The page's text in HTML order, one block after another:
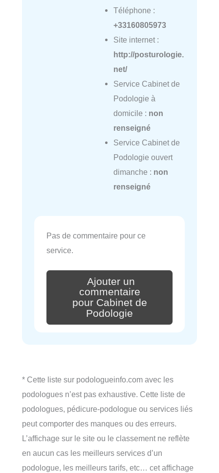
Téléphone :
+33160805973
Site internet :
http://posturologie.
net/
Service Cabinet de
Podologie à
domicile : non
renseigné
Service Cabinet de
Podologie ouvert
dimanche : non
renseigné
Pas de commentaire pour ce
service.
Ajouter un
commentaire
pour Cabinet de
Podologie
* Cette liste sur podologueinfo.com avec les
podologues n’est pas exhaustive. Cette liste de
podologues, pédicure-podologue ou services liés
peut comporter des manques ou des erreurs.
L’affichage sur le site ou le classement ne reflète
en aucun cas les meilleurs services d’un
podologue, les meilleurs tarifs, etc… cet affichage